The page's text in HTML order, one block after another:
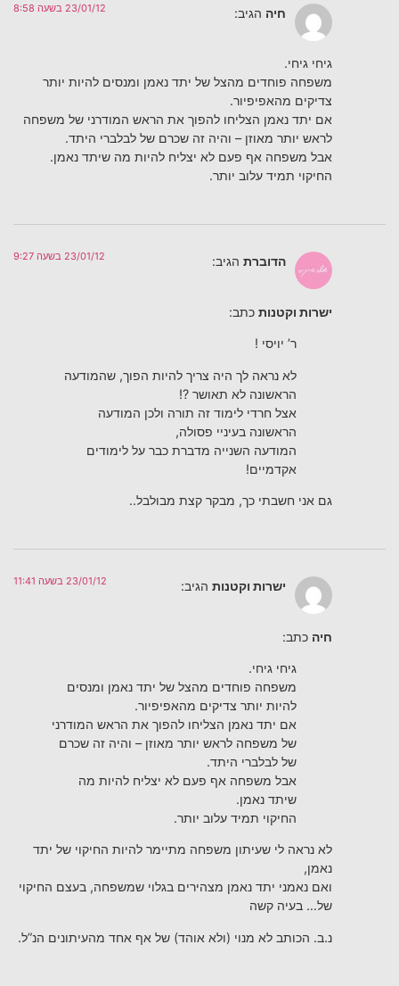
חיה הגיב: 23/01/12 בשעה 8:58
גיחי גיחי.
משפחה פוחדים מהצל של יתד נאמן ומנסים להיות יותר
צדיקים מהאפיפיור.
אם יתד נאמן הצליחו להפוך את הראש המודרני של משפחה
לראש יותר מאוזן – והיה זה שכרם של לבלברי היתד.
אבל משפחה אף פעם לא יצליח להיות מה שיתד נאמן.
החיקוי תמיד עלוב יותר.
הדוברת הגיב: 23/01/12 בשעה 9:27
ישרות וקטנות כתב:
ר’ יויסי !
לא נראה לך היה צריך להיות הפוך, שהמודעה
הראשונה לא תאושר ?!
אצל חרדי לימוד זה תורה ולכן המודעה
הראשונה בעיניי פסולה,
המודעה השנייה מדברת כבר על לימודים
אקדמיים!
גם אני חשבתי כך, מבקר קצת מבולבל..
ישרות וקטנות הגיב: 23/01/12 בשעה 11:41
חיה כתב:
גיחי גיחי.
משפחה פוחדים מהצל של יתד נאמן ומנסים
להיות יותר צדיקים מהאפיפיור.
אם יתד נאמן הצליחו להפוך את הראש המודרני
של משפחה לראש יותר מאוזן – והיה זה שכרם
של לבלברי היתד.
אבל משפחה אף פעם לא יצליח להיות מה
שיתד נאמן.
החיקוי תמיד עלוב יותר.
לא נראה לי שעיתון משפחה מתיימר להיות החיקוי של יתד
נאמן,
ואם נאמני יתד נאמן מצהירים בגלוי שמשפחה, בעצם החיקוי
של… בעיה קשה
נ.ב. הכותב לא מנוי (ולא אוהד) של אף אחד מהעיתונים הנ”ל.